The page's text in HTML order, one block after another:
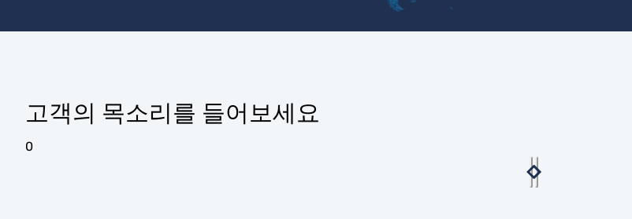
고객의 목소리를 들어보세요
0